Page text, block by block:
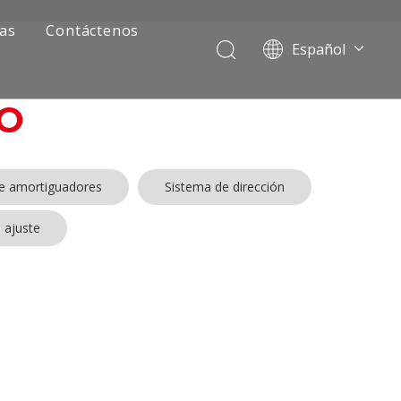
Contáctenos
Español
Pусский
English
amortiguadores Sistema de dirección
ajuste